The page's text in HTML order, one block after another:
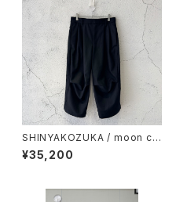
SHINYAKOZUKA / moon cu
rved shorts(ISSUE#9) / nig
ht black
¥35,200